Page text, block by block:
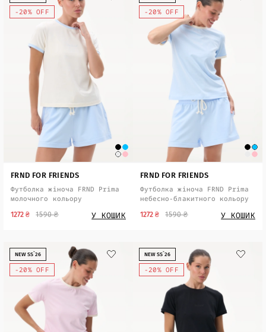
-20% OFF
FRND FOR FRIENDS
Футболка жіноча FRND Prima
молочного кольору
1590 ₴
1272 ₴ У КОШИК
-20% OFF
FRND FOR FRIENDS
Футболка жіноча FRND Prima
небесно-блакитного кольору
1590 ₴
1272 ₴ У КОШИК
-20% OFF
NEW SS`26
-20% OFF
NEW SS`26